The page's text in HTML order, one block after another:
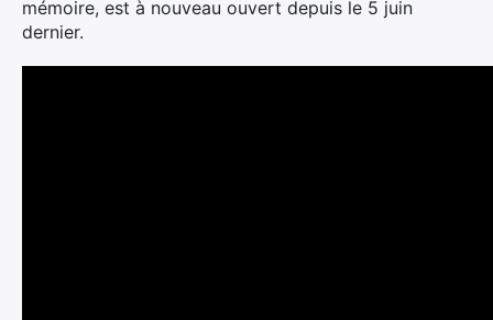
mémoire, est à nouveau ouvert depuis le 5 juin
dernier.